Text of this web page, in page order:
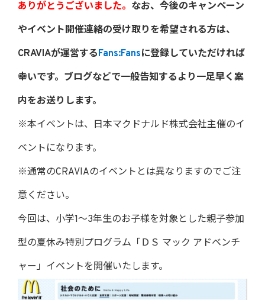
ありがとうございました。 なお、今後のキャンペーン
やイベント開催連絡の受け取りを希望される方は、
CRAVIAが運営するFans:Fansに登録していただければ
幸いです。ブログなどで一般告知するより一足早く案
内をお送りします。
※本イベントは、日本マクドナルド株式会社主催のイ
ベントになります。
※通常のCRAVIAのイベントとは異なりますのでご注
意ください。
今回は、小学1～3年生のお子様を対象とした親子参加
型の夏休み特別プログラム「ＤＳ マック アドベンチ
ャー」イベントを開催いたします。